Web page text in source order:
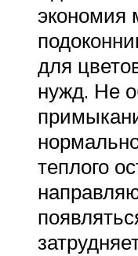
экономия
для
нужд. Не
теплого